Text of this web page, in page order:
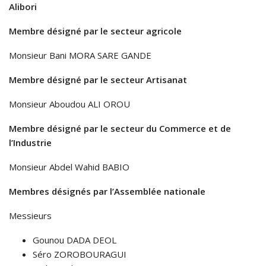
Alibori
Membre désigné par le secteur agricole
Monsieur Bani MORA SARE GANDE
Membre désigné par le secteur Artisanat
Monsieur Aboudou ALI OROU
Membre désigné par le secteur du Commerce et de
l’Industrie
Monsieur Abdel Wahid BABIO
Membres désignés par l’Assemblée nationale
Messieurs
Gounou DADA DEOL
Séro ZOROBOURAGUI